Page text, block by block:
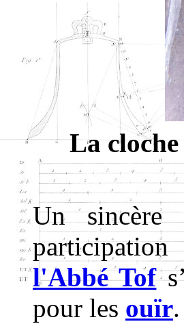
La
Un sincère
l'Abbé Tof
pour les ouïr.